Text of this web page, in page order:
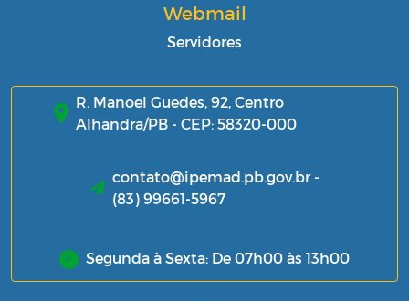
Webmail
Servidores
R. Manoel Guedes, 92, Centro
Alhandra/PB - CEP: 58320-000
contato@ipemad.pb.gov.br -
(83) 99661-5967
Segunda à Sexta: De 07h00 às 13h00